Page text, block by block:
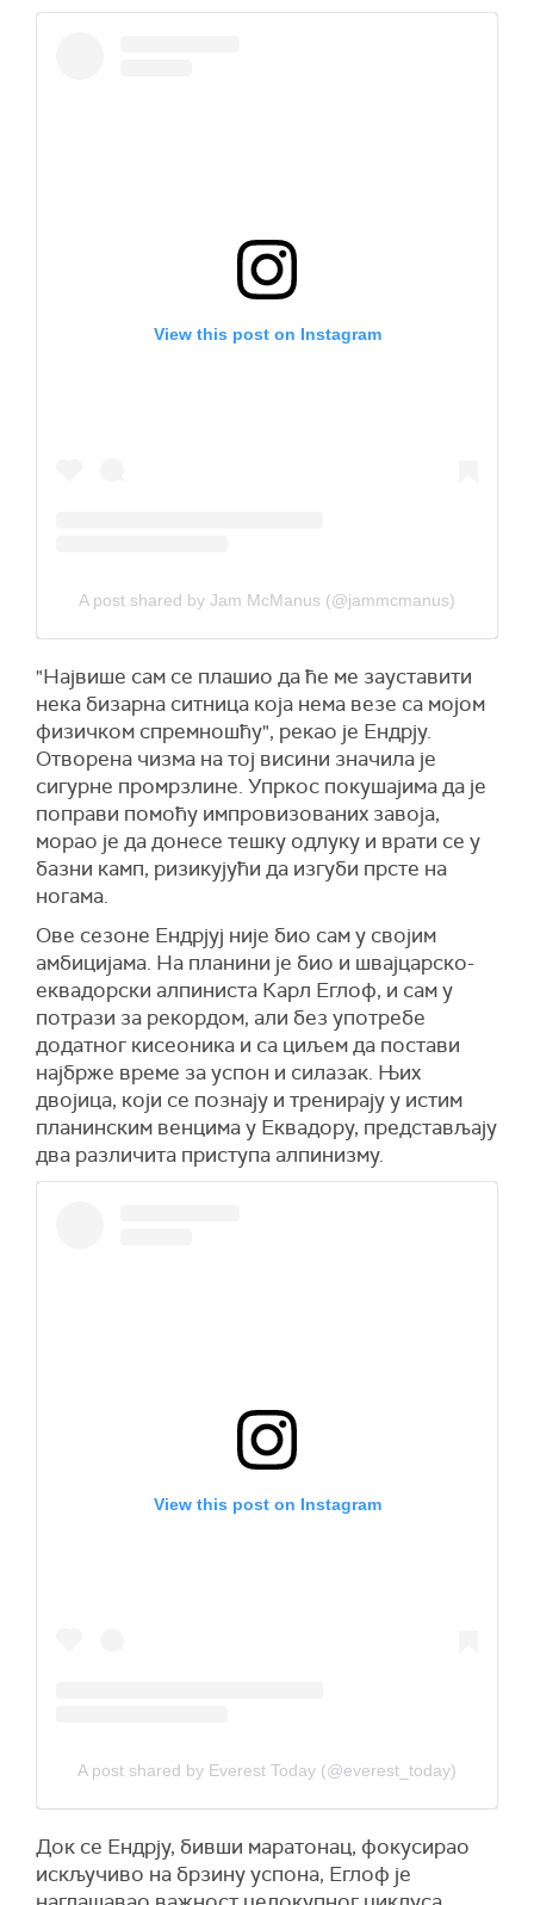
View this post on Instagram
A post shared by Jam McManus (@jammcmanus)
"Највише сам се плашио да ће ме зауставити
нека бизарна ситница која нема везе са мојом
физичком спремношћу", рекао је Ендрjу.
Отворена чизма на тој висини значила је
сигурне промрзлине. Упркос покушајима да је
поправи помоћу импровизованих завоја,
морао је да донесе тешку одлуку и врати се у
базни камп, ризикујући да изгуби прсте на
ногама.
Ове сезоне Ендрjуj није био сам у својим
амбицијама. На планини је био и швајцарско-
еквадорски алпиниста Карл Еглоф, и сам у
потрази за рекордом, али без употребе
додатног кисеоника и са циљем да постави
најбрже време за успон и силазак. Њих
двојица, који се познају и тренирају у истим
планинским венцима у Еквадору, представљају
два различита приступа алпинизму.
View this post on Instagram
A post shared by Everest Today (@everest_today)
Док се Ендрjу, бивши маратонац, фокусирао
искључиво на брзину успона, Еглоф је